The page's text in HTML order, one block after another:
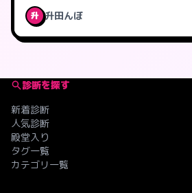
升 升田んぼ
診断を探す
新着診断
人気診断
殿堂入り
タグ一覧
カテゴリ一覧